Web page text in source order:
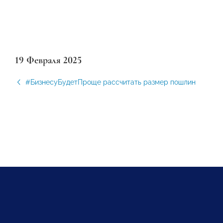
19 Февраля 2025
#БизнесуБудетПроще рассчитать размер пошлин